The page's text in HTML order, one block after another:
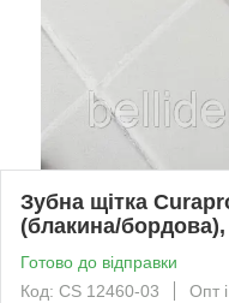
Зубна щітка
(блакина/
Готово до відправки
Код: CS 12460-03
Опт